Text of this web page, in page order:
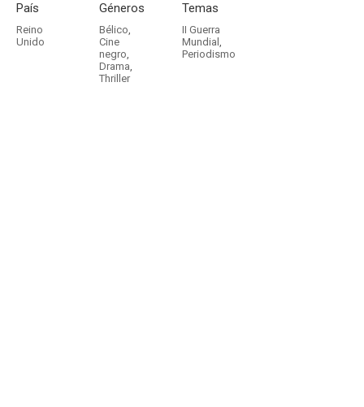
País
Reino
Unido
Géneros
Bélico,
Cine
negro,
Drama,
Thriller
Temas
II Guerra
Mundial ,
Periodismo